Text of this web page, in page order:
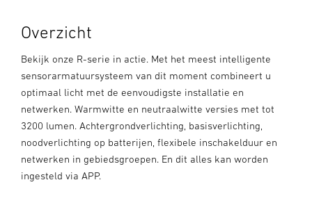
Overzicht
Bekijk onze R-serie in actie. Met het meest intelligente
sensorarmatuursysteem van dit moment combineert u
optimaal licht met de eenvoudigste installatie en
netwerken. Warmwitte en neutraalwitte versies met tot
3200 lumen. Achtergrondverlichting, basisverlichting,
noodverlichting op batterijen, flexibele inschakelduur en
netwerken in gebiedsgroepen. En dit alles kan worden
ingesteld via APP.